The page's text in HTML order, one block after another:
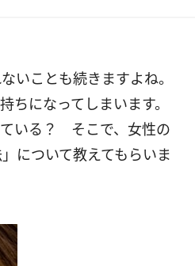
いことも続きますよね。
ちになってしまいます。
ている？ そこで、女性の
について教えてもらいま